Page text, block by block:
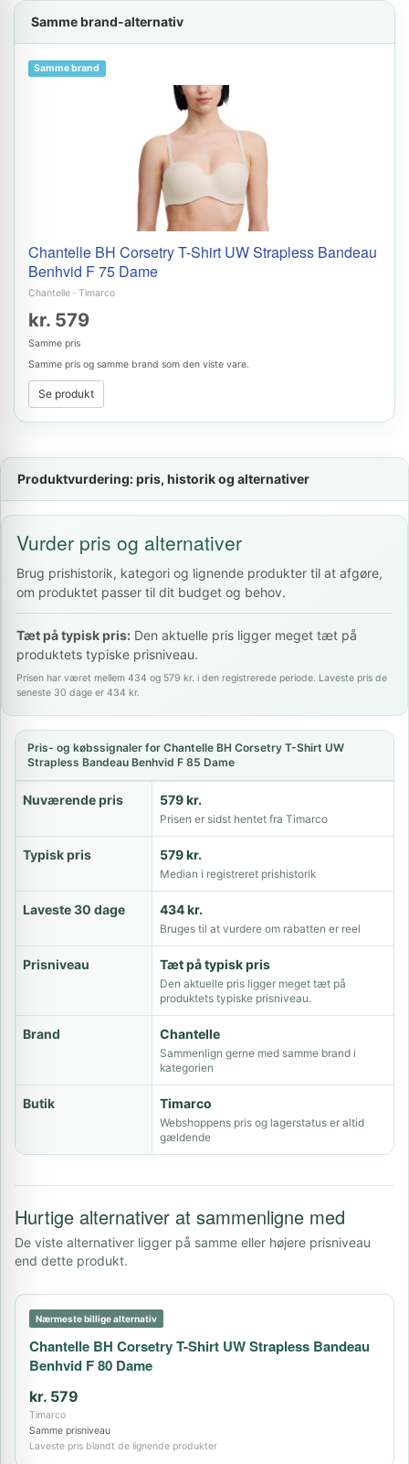
Samme brand-alternativ
Samme brand
Chantelle BH Corsetry T-Shirt UW Strapless Bandeau
Benhvid F 75 Dame
Chantelle · Timarco
kr. 579
Samme pris
Samme pris og samme brand som den viste vare.
Se produkt
Produktvurdering: pris, historik og alternativer
Vurder pris og alternativer
Brug prishistorik, kategori og lignende produkter til at afgøre,
om produktet passer til dit budget og behov.
Tæt på typisk pris: Den aktuelle pris ligger meget tæt på
produktets typiske prisniveau.
Prisen har været mellem 434 og 579 kr. i den registrerede periode. Laveste pris de
seneste 30 dage er 434 kr.
Pris- og købssignaler for Chantelle BH Corsetry T-Shirt UW
Strapless Bandeau Benhvid F 85 Dame
Nuværende pris 579 kr.
Prisen er sidst hentet fra Timarco
Typisk pris 579 kr.
Median i registreret prishistorik
Laveste 30 dage 434 kr.
Bruges til at vurdere om rabatten er reel
Prisniveau Tæt på typisk pris
Den aktuelle pris ligger meget tæt på
produktets typiske prisniveau.
Brand Chantelle
Sammenlign gerne med samme brand i
kategorien
Butik Timarco
Webshoppens pris og lagerstatus er altid
gældende
Hurtige alternativer at sammenligne med
De viste alternativer ligger på samme eller højere prisniveau
end dette produkt.
Nærmeste billige alternativ
Chantelle BH Corsetry T-Shirt UW Strapless Bandeau
Benhvid F 80 Dame
kr. 579
Timarco
Samme prisniveau
Laveste pris blandt de lignende produkter